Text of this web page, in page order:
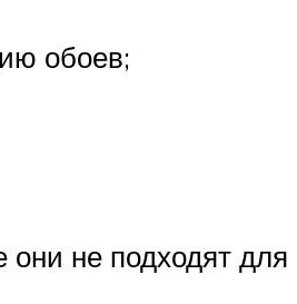
обоев;
они не подходят для